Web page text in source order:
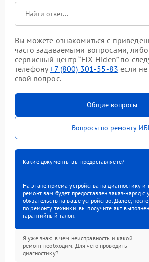
Вы можете ознакомиться с
часто задаваемыми вопросами, либо
сервисный центр “FIX-Hiden” по
телефону+7 (800) 301-55-83 если
свой вопрос.
Общие вопросы
Вопросы по ремонту
Какие документы вы предоставляете?
На этапе приема устройства на диагностику
ремонт вам будет предоставлен заказ-наряд с
обязательств на ваше устройство. Далее,
по ремонту техники, вы получите акт
гарантийный талон.
Я уже знаю в чем неисправность и какой
ремонт необходим. Для чего проводить
диагностику?